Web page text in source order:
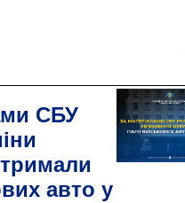
СБУ
авто у